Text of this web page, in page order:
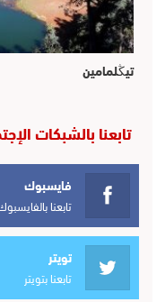
تيڭلمامين
تابعنا بالشبكات
فايسبوك
تابعنا
تويتر
تابعنا بتويتر